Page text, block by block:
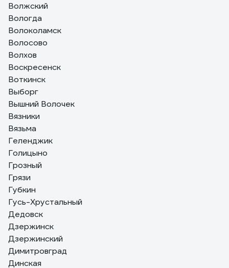
Волжский
Вологда
Волоколамск
Волосово
Волхов
Воскресенск
Воткинск
Выборг
Вышний Волочек
Вязники
Вязьма
Геленджик
Голицыно
Грозный
Грязи
Губкин
Гусь-Хрустальный
Дедовск
Дзержинск
Дзержинский
Димитровград
Динская